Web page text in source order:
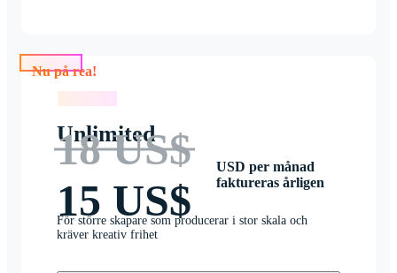
Nu på rea!
Unlimited
18 US$
15 US$
USD per månad
faktureras årligen
För större skapare som producerar i stor skala och
kräver kreativ frihet